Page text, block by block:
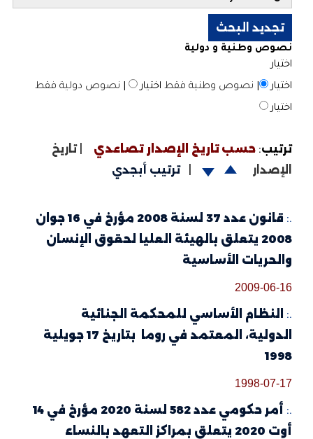
نصوص وطنية و دولية
اختيار
اختيار
| نصوص وطنية فقط اختيار | نصوص دولية فقط
اختيار
ترتيب: حسب تاريخ الإصدار تصاعدي |
تاريخ
الإصدار
| ترتيب أبجدي
قانون عدد 37 لسنة 2008 مؤرخ في 16 جوان
2008 يتعلق بالهيئة العليا لحقوق الإنسان
والحريات الأساسية
2009-06-16
النظام الأساسي للمحكمة الجنائية
الدولية، المعتمد في روما بتاريخ 17 جويلية
1998
1998-07-17
أمر حكومي عدد 582 لسنة 2020 مؤرخ في 14
أوت 2020 يتعلق بمراكز التعهد بالنساء